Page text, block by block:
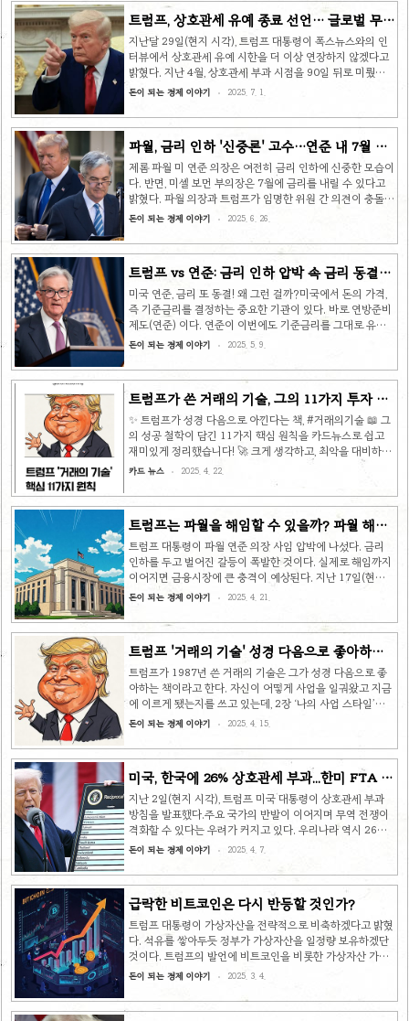
일본산 제품에 25%의 상호 관세를 부과하겠다고 통보했다.
상호 관세는 상대국이 자국 제품에 관세를 부과할 경우 동일
하거나 유사한 수준의 관세를 부과하는 조치를 의미한다. 다
른 국가들도 관세율 조정이 이루어졌다. 말레이시아는 25%
로 상향되었고, 남아프리카공화국은 30%로 동결되었다. 미
얀마, 라오스, 카자흐스탄 등 일부 국가의 관세율은 하향 조
트럼프, 상호관세 유예 종료 선언… 글로벌 무
역 전쟁 재점화되나
지난달 29일(현지 시각), 트럼프 대통령이 폭스뉴스와의 인
터뷰에서 상호관세 유예 시한을 더 이상 연장하지 않겠다고
밝혔다. 지난 4월, 상호관세 부과 시점을 90일 뒤로 미뤘지
만, 이제는 미국과 관세 협상을 맺지 않으면 종전에 발표한
협상할 수 없다"라며 관세 협상 대상인 모든 나라에 관세율
율 예시로 10%, 25%, 35%, 50%를 들었다. 일부 국가엔 기
본 세율인 10%만 매겨질 수 있다고 언급한 것이다. 관세 유
예 가능성을 차단해 관세 협상 타결을 압박하는 한편, 협상에
잘 응할 경우 관세 부담을 줄여줄 수 있다는 회유책을 제시한
것으로 읽힌다. 한편, 한국 자동차에..
돈이 되는 경제 이야기 2025. 7. 1.
파월, 금리 인하 '신중론' 고수…연준 내 7월 인
하론 '고개'
제롬 파월 미 연준 의장은 여전히 금리 인하에 신중한 모습이
다. 반면, 미셸 보먼 부의장은 7월에 금리를 내릴 수 있다고
밝혔다. 파월 의장과 트럼프가 임명한 위원 간 의견이 충돌하
는 상황이다. 지난 24일(이하 현지 시각), 미국 하원에 출석
속 둔화하면 금리를 인하할 테지만, 특정 시점을 지목하진 않
고 결정하겠다며, 7월 금리 인하론에 대해 신중한 입장을 유
지한 것이다. # 연준의 역할연준은 물가 안정과 최대 고용이
라는 두 개의 목표(dual mandate)를 갖고 있다. 장기적으로
2%의 인플레이션율을 유지하는 동시에, 경기가 적정한 상황
을 유지하는 한에서 최대의 고용률을 달성하는..
돈이 되는 경제 이야기 2025. 6. 26.
트럼프 vs 연준: 금리 인하 압박 속 금리 동결
결정의 의미
미국 연준, 금리 또 동결! 왜 그런 걸까?미국에서 돈의 가격,
즉 기준금리를 결정하는 중요한 기관이 있다. 바로 연방준비
제도(연준) 이다. 연준이 이번에도 기준금리를 그대로 유지
하기로 결정했다. 벌써 세 번이나 연속으로 금리를 동결한 것
로 어떻게 될지 불안한 상황 때문이다. 특히 트럼프 대통령
고 보고 있는 것이다. 마치 안갯속을 걷는 것처럼 앞이 잘 안
보이니, 일단 멈춰 서서 상황을 더 지켜보겠다는 뜻으로 해석
할 수 있다. 연준은 우리나라의 한국은행처럼 미국의 중앙은
행 역할을 한다. 물건 값을 안정시키고 사람들이 최대한 많이
일할 수 있도록 노력한다. 특히 이자율(기..
돈이 되는 경제 이야기 2025. 5. 9.
트럼프가 쓴 거래의 기술, 그의 11가지 투자 성
공 원칙
✨ 트럼프가 성경 다음으로 아낀다는 책, #거래의기술 📖 그
의 성공 철학이 담긴 11가지 핵심 원칙을 카드뉴스로 쉽고
재미있게 정리했습니다! 🚀 크게 생각하고, 최악을 대비하며,
언론을 활용하는 그의 전략까지! 지금 바로 슬라이드 넘겨서
카드 뉴스 2025. 4. 22.
트럼프는 파월을 해임할 수 있을까? 파월 해임
시 금융시장 '대혼란' 우려
트럼프 대통령이 파월 연준 의장 사임 압박에 나섰다. 금리
인하를 두고 벌어진 갈등이 폭발한 것이다. 실제로 해임까지
이어지면 금융시장에 큰 충격이 예상된다. 지난 17일(현지
시각), 도널드 트럼프 미국 대통령이 제롬 파월 연방준비위원
사임을 요구하면 그는 물러날 것”이라고까지 직접 언급했다.
에 대해 “그는 항상 너무 느리고, 만족스럽지 않다”라며 비판
을 쏟아내기도 했다. 다만, 파월 연준 의장은 트럼프 대통령
의 금리 인하 요구에도 꿈쩍하지 않는 모습이다. 올해 1월 취
임 이후 트럼프 대통령은 계속해서 파월 의장에게 기준금리
인하를 요구해왔다. 금리를 내려 미국 정부가 부담..
돈이 되는 경제 이야기 2025. 4. 21.
트럼프 '거래의 기술' 성경 다음으로 좋아하는
책, 그의 사업 철학 11가지
트럼프가 1987년 쓴 거래의 기술은 그가 성경 다음으로 좋
아하는 책이라고 한다. 자신이 어떻게 사업을 일궈왔고 지금
에 이르게 됐는지를 쓰고 있는데, 2장 ‘나의 사업 스타일’에
서 명확하게 자신의 철학을 밝히고 있다. 1. 크게 생각하라
며 때로는 사악하기도 한 사람들과 맞서야 하는 뉴욕 부동산
업계에서는 더욱 그러하다. 나는 이러한 사람들과 맞서서 쳐
부수는 것을 좋아하게 됐다.” 트럼프는 어차피 생각할 거라
면 크게 생각해야 한다는 말과 함께 대담한 목표 설정을 강
조한다. 그리고 강하게 밀어붙이면 결국 상당 부분을 달성할
수 있다고 믿는다. 책에서는 이러한 철학을 바탕으로 성공한
사업 사례도 등장한다. 큰 판을 벌이고 ‘최대치’를 노린..
돈이 되는 경제 이야기 2025. 4. 15.
미국, 한국에 26% 상호관세 부과...한미 FTA 사
실상 백지화
지난 2일(현지 시각), 트럼프 미국 대통령이 상호관세 부과
방침을 발표했다.주요 국가의 반발이 이어지며 무역 전쟁이
격화할 수 있다는 우려가 커지고 있다. 우리나라 역시 26%
라는 높은 관세율을 적용 받는다. 지난 2일 오후 4시(한국
161개 국가에 상호관세를 부과한다고 공식 발표했다. 당장
5일부터 모든 국가에 대해 10% 보편 관세가 매겨지는데,
‘최악의 침해국’(worst offenders)으로 지정된 67개 국가
의 관세율은 최대 50%까지 올린다. 한국(26%), 중국
(34%), 일본(24%), 유럽연합(20%), 대만(32%), 베트남
(46%)이 대표적이다. 상호관세는 두 나라가 서로 비슷한
수준의 관세를 주고받는 것..
돈이 되는 경제 이야기 2025. 4. 7.
급락한 비트코인은 다시 반등할 것인가?
트럼프 대통령이 가상자산을 전략적으로 비축하겠다고 밝혔
다. 석유를 쌓아두듯 정부가 가상자산을 일정량 보유하겠단
것이다. 트럼프의 발언에 비트코인을 비롯한 가상자산 가격
이 급등했다. 지난 2일, 트럼프 미국 대통령이 가상자산
가상자산 시장에서 우위를 점하는 한편, 가상자산 비축을 통
돈이 되는 경제 이야기 2025. 3. 4.